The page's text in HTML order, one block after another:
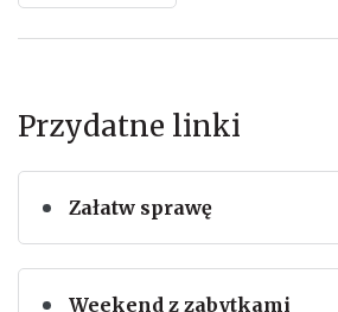
Przydatne linki
Załatw sprawę
Weekend z zabytkami